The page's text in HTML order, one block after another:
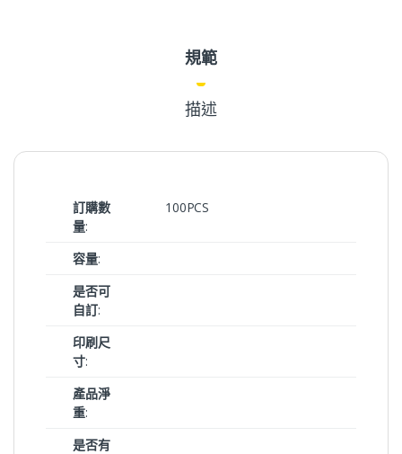
規範
描述
訂購數
量:
100PCS
容量:
是否可
自訂:
印刷尺
寸:
產品淨
重:
是否有